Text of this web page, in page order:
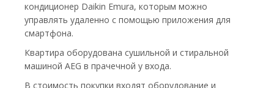
кондиционер Daikin Emura, которым можно
управлять удаленно с помощью приложения для
смартфона.
Квартира оборудована сушильной и стиральной
машиной AEG в прачечной у входа.
В стоимость покупки входят оборудование и